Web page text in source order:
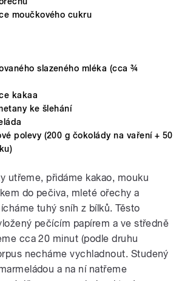
moučkového cukru
slazeného mléka (cca ¾
kakaa
ke šlehání
polevy (200 g čokolády na vaření + 50
utřeme, přidáme kakao, mouku
do pečiva, mleté ořechy a
tuhý sníh z bílků. Těsto
pečícím papírem a ve středně
cca 20 minut (podle druhu
necháme vychladnout. Studený
a na ní natřeme